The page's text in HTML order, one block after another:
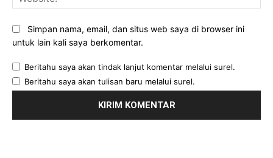
Simpan nama, email, dan situs web saya di browser ini
untuk lain kali saya berkomentar.
Beritahu saya akan tindak lanjut komentar melalui surel.
Beritahu saya akan tulisan baru melalui surel.